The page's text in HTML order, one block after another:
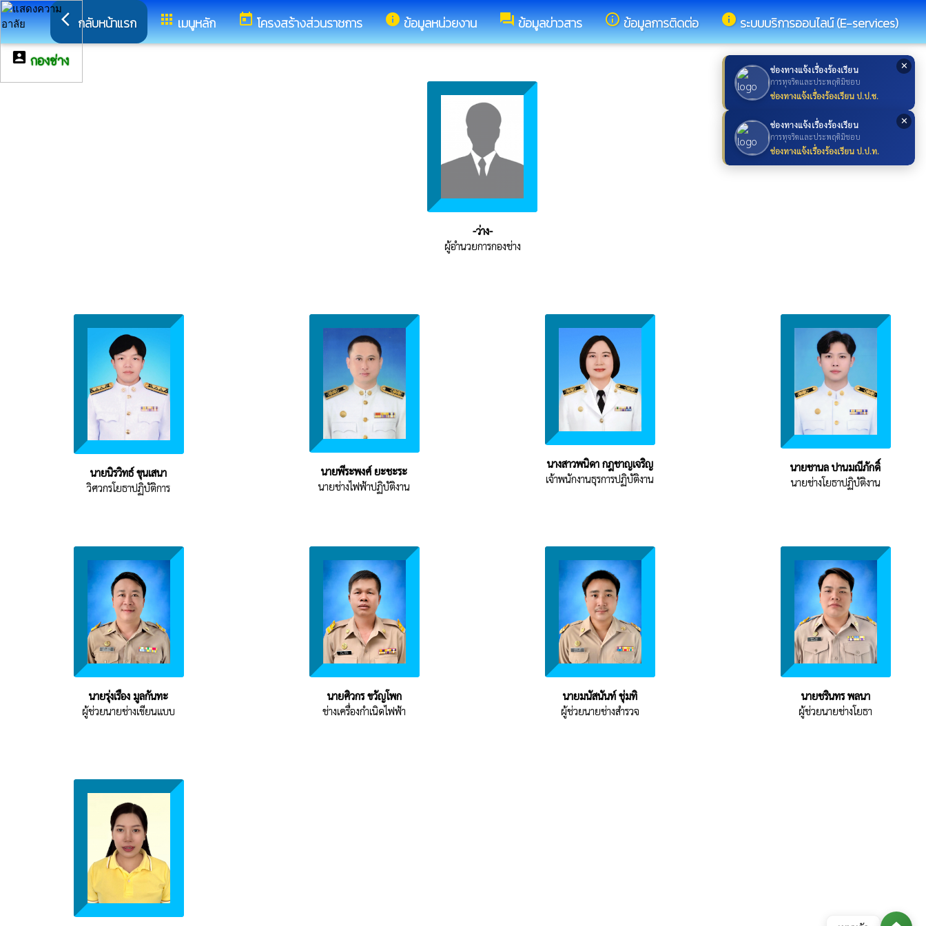
✕
ช่องทางแจ้งเรื่องร้องเรียน
การทุจริตและประพฤติมิชอบ
ช่องทางแจ้งเรื่องร้องเรียน ป.ป.ช.
✕
ช่องทางแจ้งเรื่องร้องเรียน
การทุจริตและประพฤติมิชอบ
ช่องทางแจ้งเรื่องร้องเรียน ป.ป.ท.
arrow_back_ios กลับหน้าแรก appsเมนูหลัก todayโครงสร้างส่วนราชการ infoข้อมูลหน่วยงาน forumข้อมูลข่าวสาร info_outlineข้อมูลการติดต่อ infoระบบบริการออนไลน์ (E-services)
account_box กองช่าง
-ว่าง-
ผู้อำนวยการกองช่าง
นายนิรวิทธ์ ขุนเสนา
วิศวกรโยธาปฏิบัติการ
นายพีระพงศ์ ยะชะระ
นายช่างไฟฟ้าปฏิบัติงาน
นางสาวพนิดา กฎชาญเจริญ
เจ้าพนักงานธุรการปฏิบัติงาน
นายชานล ปานมณีภักดิ์
นายช่างโยธาปฏิบัติงาน
นายรุ่งเรือง มูลกันทะ
ผู้ช่วยนายช่างเขียนแบบ
นายศิวกร ขวัญโพก
ช่างเครื่องกำเนิดไฟฟ้า
นายมนัสนันท์ ชุ่มทิ
ผู้ช่วยนายช่างสำรวจ
นายชรินทร พลนา
ผู้ช่วยนายช่างโยธา